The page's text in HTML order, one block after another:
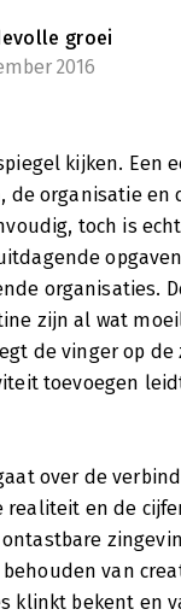
groei
2016
kijken. Een
de organisatie en
toch is
organisaties.
zijn al wat
de vinger op de
toevoegen
over de
realiteit en de
van
klinkt bekent en